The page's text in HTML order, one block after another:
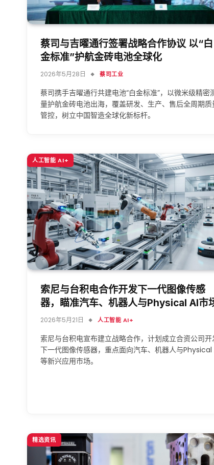
蔡司与吉曜通行签署战略合作协议 以“白
金标准”护航金砖电池全球化
2026年5月28日 蔡司工业
蔡司携手吉曜通行共建电池“白金标准”，以微米级精密
量护航金砖电池出海，覆盖研发、生产、售后全周期质
管控，树立中国智造全球化新标杆。
人工智能 AI+
索尼与台积电合作开发下一代图像传感
器，瞄准汽车、机器人与Physical AI市
2026年5月21日 人工智能 AI+
索尼与台积电宣布建立战略合作，计划成立合资公司开
下一代图像传感器，重点面向汽车、机器人与Physical
等新兴应用市场。
精选资讯